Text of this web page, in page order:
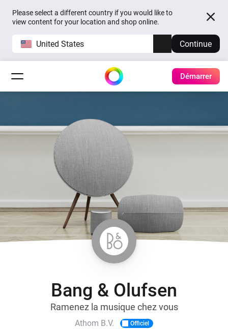
Please select a different country if you would like to
view content for your location and shop online.
United States Continue
Démarrer
Bang & Olufsen
Ramenez la musique chez vous
Athom B.V. Officiel